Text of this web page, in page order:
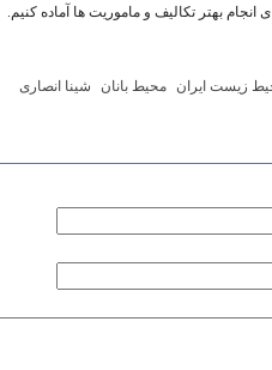
انجام بهتر تکالیف و ماموریت ها آماده کنیم.
زیست ایران محیط بانان
شینا انصاری